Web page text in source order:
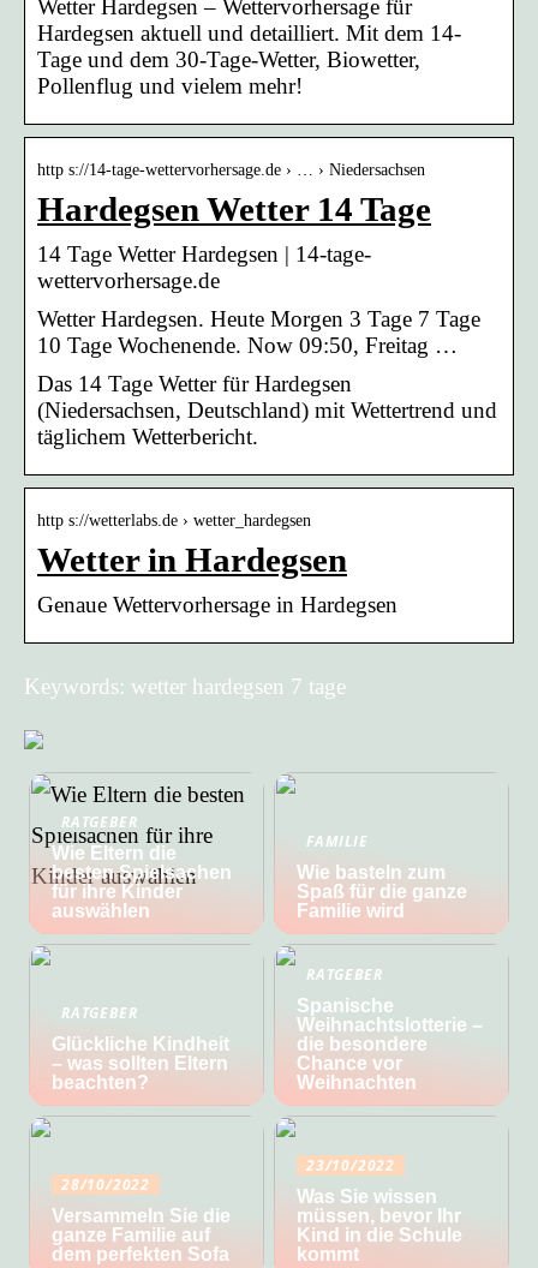
Wetter Hardegsen – Wettervorhersage für
Hardegsen aktuell und detailliert. Mit dem 14-
Tage und dem 30-Tage-Wetter, Biowetter,
Pollenflug und vielem mehr!
http s://14-tage-wettervorhersage.de › … › Niedersachsen
Hardegsen Wetter 14 Tage
14 Tage Wetter Hardegsen | 14-tage-
wettervorhersage.de
Wetter Hardegsen. Heute Morgen 3 Tage 7 Tage
10 Tage Wochenende. Now 09:50, Freitag …
Das 14 Tage Wetter für Hardegsen
(Niedersachsen, Deutschland) mit Wettertrend und
täglichem Wetterbericht.
http s://wetterlabs.de › wetter_hardegsen
Wetter in Hardegsen
Genaue Wettervorhersage in Hardegsen
Keywords: wetter hardegsen 7 tage
RATGEBER
Wie Eltern die
besten Spielsachen
für ihre Kinder
auswählen
FAMILIE
Wie basteln zum
Spaß für die ganze
Familie wird
RATGEBER
Glückliche Kindheit
– was sollten Eltern
beachten?
RATGEBER
Spanische
Weihnachtslotterie –
die besondere
Chance vor
Weihnachten
28/10/2022
Versammeln Sie die
ganze Familie auf
dem perfekten Sofa
23/10/2022
Was Sie wissen
müssen, bevor Ihr
Kind in die Schule
kommt